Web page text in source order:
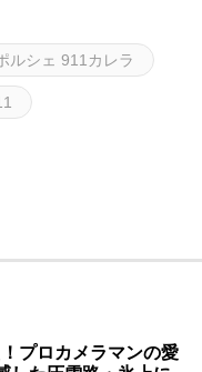
ルシェ 911カレラ
プロカメラマンの愛